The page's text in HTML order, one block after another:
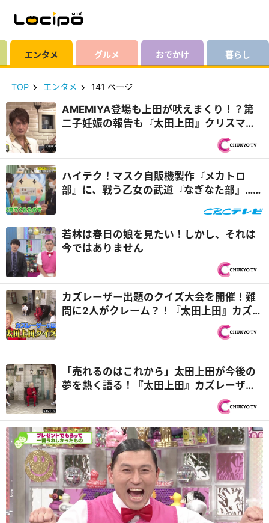
TOP エンタメ 141 ページ
エンタメ グルメ おでかけ 暮らし
AMEMIYA登場も上田が吠えまくり！？第
二子妊娠の報告も『太田上田』クリスマス
ハイテク！マスク自販機製作『メカトロ
部』に、戦う乙女の武道『なぎなた部』…部
若林は春日の娘を見たい！しかし、それは
今ではありません
カズレーザー出題のクイズ大会を開催！難
問に2人がクレーム？！『太田上田』カズレ
「売れるのはこれから」太田上田が今後の
夢を熱く語る！『太田上田』カズレーザー